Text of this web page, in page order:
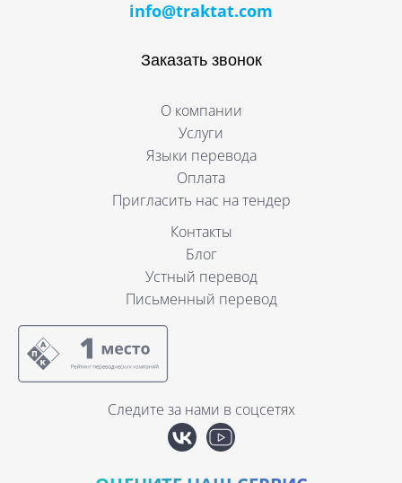
Заказать звонок
О компании
Услуги
Языки перевода
Оплата
Пригласить нас на тендер
Контакты
Блог
Устный перевод
Письменный перевод
info@traktat.com
Следите за нами в соцсетях